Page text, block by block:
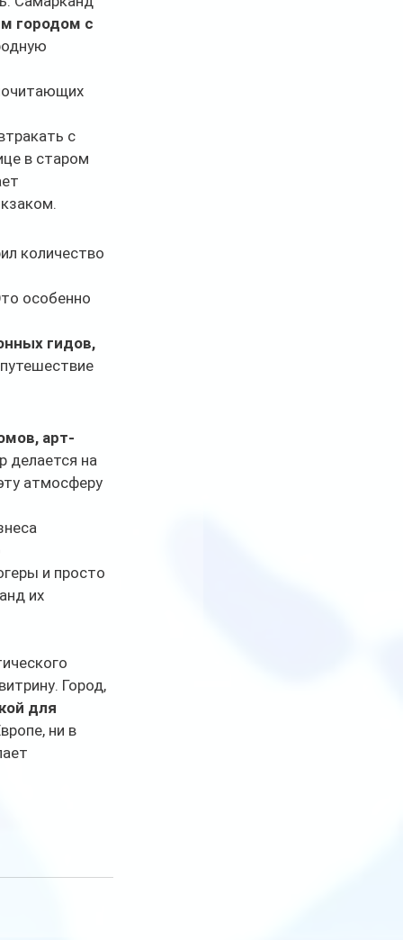
городом с
с
в старом
количество
особенно
гидов,
арт-
делается на
атмосферу
и просто
их
Город,
для
ни в